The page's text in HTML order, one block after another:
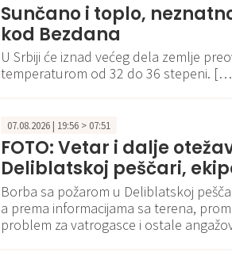
Sunčano i toplo,
kod Bezdana
U Srbiji će iznad većeg dela zemlje
temperaturom od 32 do 36 stepeni.
07.08.2026 | 19:56 > 07:51
FOTO: Vetar i dalje
Deliblatskoj peščari,
Borba sa požarom u Deliblatskoj
a prema informacijama sa terena,
problem za vatrogasce i ostale